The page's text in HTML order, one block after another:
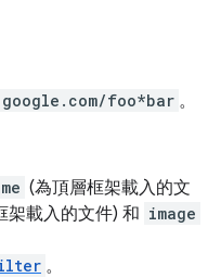
foo*bar 。
(為頂層框架載入的文
架載入的文件) 和 image
。